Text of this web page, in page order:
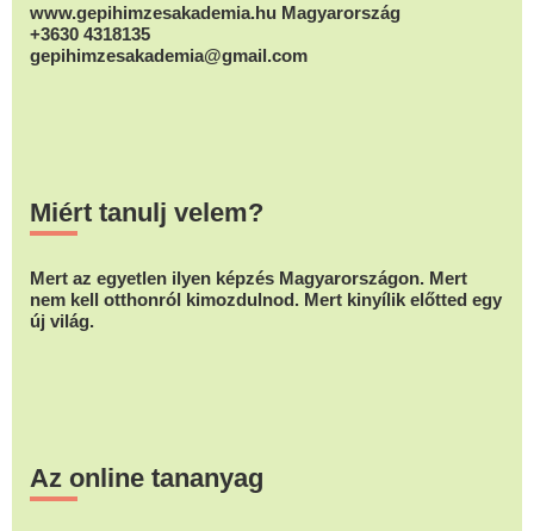
www.gepihimzesakademia.hu Magyarország
+3630 4318135
gepihimzesakademia@gmail.com
Miért tanulj velem?
Mert az egyetlen ilyen képzés Magyarországon. Mert
nem kell otthonról kimozdulnod. Mert kinyílik előtted egy
új világ.
Az online tananyag